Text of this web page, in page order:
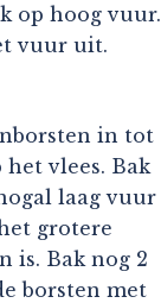
op hoog vuur.
vuur uit.
in tot
vlees. Bak
laag vuur
grotere
is. Bak nog 2
borsten met